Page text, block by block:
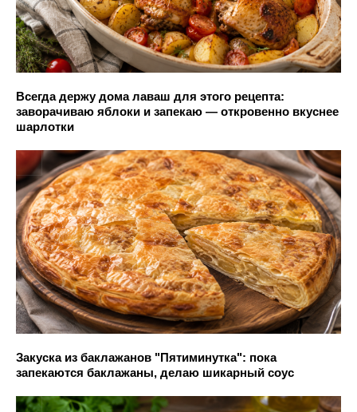
Всегда держу дома лаваш для этого рецепта:
заворачиваю яблоки и запекаю — откровенно вкуснее
шарлотки
Закуска из баклажанов "Пятиминутка": пока
запекаются баклажаны, делаю шикарный соус